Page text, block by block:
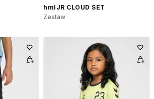
hmlJR CLOUD SET
Zestaw